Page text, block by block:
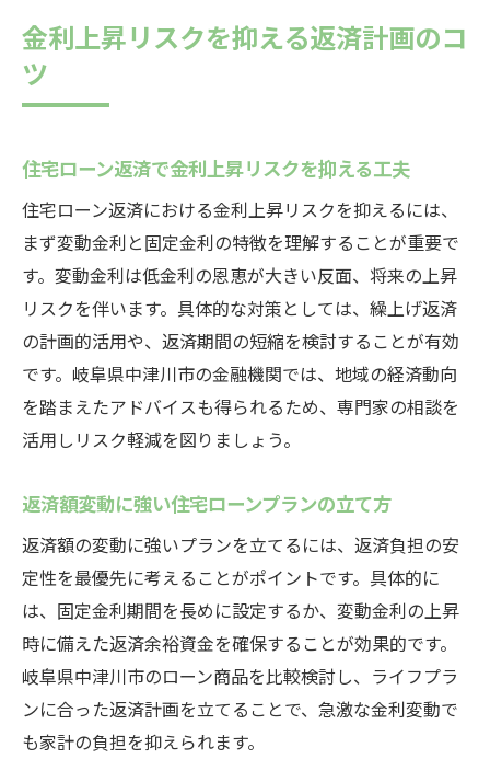
金利上昇リスクを抑える返済計画のコ
ツ
住宅ローン返済で金利上昇リスクを抑える工夫
住宅ローン返済における金利上昇リスクを抑えるには、
まず変動金利と固定金利の特徴を理解することが重要で
す。変動金利は低金利の恩恵が大きい反面、将来の上昇
リスクを伴います。具体的な対策としては、繰上げ返済
の計画的活用や、返済期間の短縮を検討することが有効
です。岐阜県中津川市の金融機関では、地域の経済動向
を踏まえたアドバイスも得られるため、専門家の相談を
活用しリスク軽減を図りましょう。
返済額変動に強い住宅ローンプランの立て方
返済額の変動に強いプランを立てるには、返済負担の安
定性を最優先に考えることがポイントです。具体的に
は、固定金利期間を長めに設定するか、変動金利の上昇
時に備えた返済余裕資金を確保することが効果的です。
岐阜県中津川市のローン商品を比較検討し、ライフプラ
ンに合った返済計画を立てることで、急激な金利変動で
も家計の負担を抑えられます。